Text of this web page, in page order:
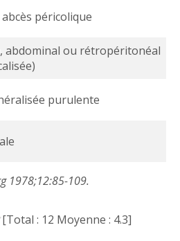
péricolique
abdominal ou rétropéritonéal
purulente
1978;12:85-109.
[Total : 12 Moyenne : 4.3]